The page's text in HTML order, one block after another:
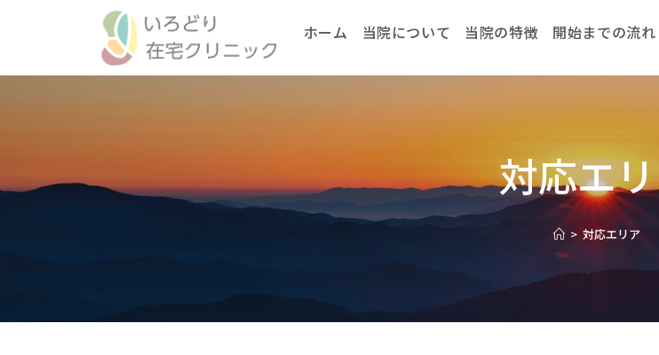
ホーム 当院について 当院の特徴 開始までの流れ
対応エ
> 対応エリア